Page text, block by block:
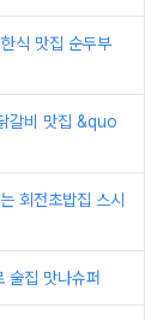
식 맛집 순두부
갈비 맛집 &quo
회전초밥집 스시
술집 맛나슈퍼